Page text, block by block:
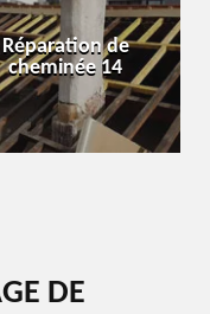
Réparation de
cheminée 14
DE